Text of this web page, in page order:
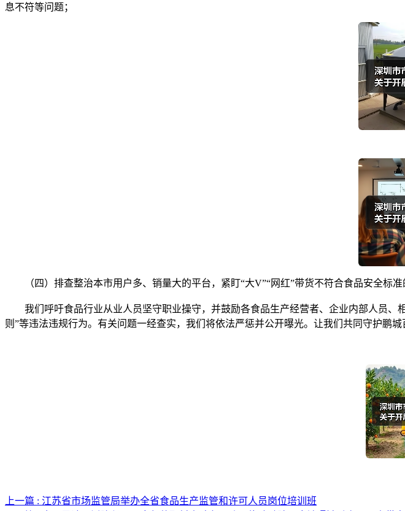
息不符等问题；
（四）排查整治本市用户多、销量大的平台，紧盯“大V”“网红”带货不符合食品安全标准
我们呼吁食品行业从业人员坚守职业操守，并鼓励各食品生产经营者、企业内部人员、
则”等违法违规行为。有关问题一经查实，我们将依法严惩并公开曝光。让我们共同守护鹏城
上一篇 : 江苏省市场监管局举办全省食品生产监管和许可人员岗位培训班